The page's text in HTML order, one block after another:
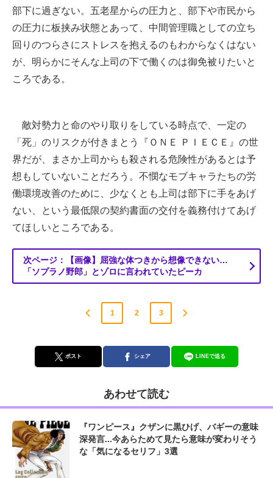
部下に過ぎない。五老星からの圧力と、部下や市民から
の圧力に板挟み状態とあって、中間管理職としての立ち
回りのつらさにストレスを抱えるのもわからなくはない
が、明らかにそんな上司の下で働くのは御免被りたいと
ころである。
敵対勢力と命のやり取りをしている時点で、一定の
「死」のリスクが付きまとう『ＯＮＥ ＰＩＥＣＥ』の世
界だが、まさか上司からも殺される危険性があるとは予
想もしていないことだろう。不憫なモブキャラたちの労
働環境改善のために、少なくとも上司は部下に手をあげ
ない、という最低限の契約書面の交付を義務付けてあげ
てほしいところである。
次ページ：【画像】屈強な体つきから想像できない…
「ソプラノ野郎」とゾロに言われていたピーカ
1 2 3
ポスト シェア LINEで送る
あわせて読む
『ワンピース』クザンに黒ひげ、バギーの意味
深発言...今あらためて見たら意味が変わりそう
な「気になるセリフ」3選